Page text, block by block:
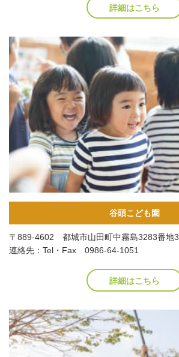
詳細はこちら
谷頭こども園
〒889-4602 都城市山田町中霧島3283番地3
連絡先：Tel・Fax 0986-64-1051
詳細はこちら